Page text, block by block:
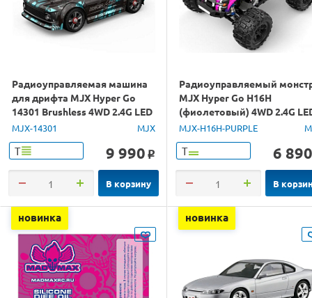
Радиоуправляемая машина
для дрифта MJX Hyper Go
14301 Brushless 4WD 2.4G LED
1/14 RTR
MJX-14301 MJX
Т 9 990 o
В корзину
Радиоуправляемый
MJX Hyper Go H16H
(фиолетовый) 4WD 2.4G
GPS 1/16 RTR
MJX-H16H-PURPLE
Т 6 890
В
новинка новинка